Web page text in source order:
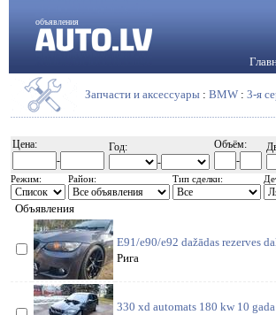
объявления
Запчасти и аксессуары : BMW : 3-я
Цена:
-
Год:
-
Объём:
-
Режим: Район: Тип сделки:
Объявления
E91/e90/e92 dažādas rezerves
Рига
330 xd automats 180 kw 10